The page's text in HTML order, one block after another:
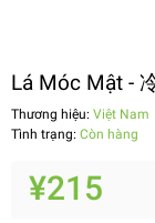
Lá Móc Mật -
Thương hiệu: Việt Nam
Tình trạng: Còn hàng
¥215